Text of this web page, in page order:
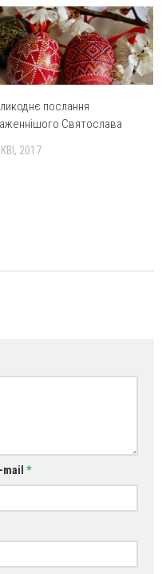
послання
Святослава
2017
mail *